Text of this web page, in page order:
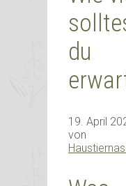
du
19. April
von